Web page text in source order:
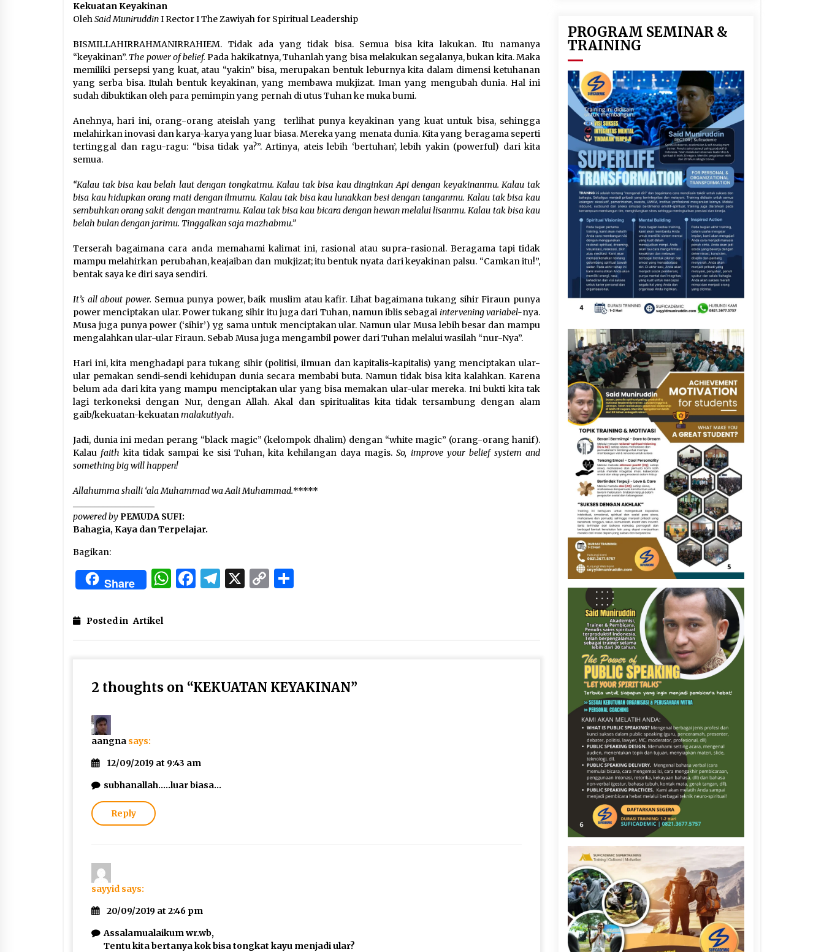
Kekuatan Keyakinan
Oleh Said MuniruddinI Rector I The Zawiyah for Spiritual Leadership
BISMILLAHIRRAHMANIRRAHIEM. Tidak ada yang tidak bisa. Semua bisa kita lakukan. Itu namanya
“keyakinan”. The power of belief. Pada hakikatnya, Tuhanlah yang bisa melakukan segalanya, bukan kita. Maka
memiliki persepsi yang kuat, atau “yakin” bisa, merupakan bentuk leburnya kita dalam dimensi ketuhanan
yang serba bisa. Itulah bentuk keyakinan, yang membawa mukjizat. Iman yang mengubah dunia. Hal ini
sudah dibuktikan oleh para pemimpin yang pernah di utus Tuhan ke muka bumi.
Anehnya, hari ini, orang-orang ateislah yang terlihat punya keyakinan yang kuat untuk bisa, sehingga
melahirkan inovasi dan karya-karya yang luar biasa. Mereka yang menata dunia. Kita yang beragama seperti
tertinggal dan ragu-ragu: “bisa tidak ya?”. Artinya, ateis lebih ‘bertuhan’, lebih yakin (powerful) dari kita
semua.
“Kalau tak bisa kau belah laut dengan tongkatmu. Kalau tak bisa kau dinginkan Api dengan keyakinanmu. Kalau tak
bisa kau hidupkan orang mati dengan ilmumu. Kalau tak bisa kau lunakkan besi dengan tanganmu. Kalau tak bisa kau
sembuhkan orang sakit dengan mantramu. Kalau tak bisa kau bicara dengan hewan melalui lisanmu. Kalau tak bisa kau
belah bulan dengan jarimu. Tinggalkan saja mazhabmu.”
Terserah bagaimana cara anda memahami kalimat ini, rasional atau supra-rasional. Beragama tapi tidak
mampu melahirkan perubahan, keajaiban dan mukjizat; itu bentuk nyata dari keyakinan palsu. “Camkan itu!”,
bentak saya ke diri saya sendiri.
It’s all about power. Semua punya power, baik muslim atau kafir. Lihat bagaimana tukang sihir Firaun punya
power menciptakan ular. Power tukang sihir itu juga dari Tuhan, namun iblis sebagai intervening variabel-nya.
Musa juga punya power (‘sihir’) yg sama untuk menciptakan ular. Namun ular Musa lebih besar dan mampu
mengalahkan ular-ular Firaun. Sebab Musa juga mengambil power dari Tuhan melalui wasilah “nur-Nya”.
Hari ini, kita menghadapi para tukang sihir (politisi, ilmuan dan kapitalis-kapitalis) yang menciptakan ular-
ular pemakan sendi-sendi kehidupan dunia secara membabi buta. Namun tidak bisa kita kalahkan. Karena
belum ada dari kita yang mampu menciptakan ular yang bisa memakan ular-ular mereka. Ini bukti kita tak
lagi terkoneksi dengan Nur, dengan Allah. Akal dan spiritualitas kita tidak tersambung dengan alam
gaib/kekuatan-kekuatan malakutiyah.
Jadi, dunia ini medan perang “black magic” (kelompok dhalim) dengan “white magic” (orang-orang hanif).
Kalau faith kita tidak sampai ke sisi Tuhan, kita kehilangan daya magis.So, improve your belief system and
something big will happen!
Allahumma shalli ‘ala Muhammad wa Aali Muhammad.*****
powered by PEMUDA SUFI:
Bahagia, Kaya dan Terpelajar.
Bagikan:
Share WhatsApp
Facebook
Telegram
X Copy
Posted in Artikel
2 thoughts on “KEKUATAN KEYAKINAN”
aangna says:
12/09/2019 at 9:43 am
subhanallah…..luar biasa…
Reply
sayyid says:
20/09/2019 at 2:46 pm
Assalamualaikum wr.wb,
Tentu kita bertanya kok bisa tongkat kayu menjadi ular?
PROGRAM SEMINAR &
TRAINING